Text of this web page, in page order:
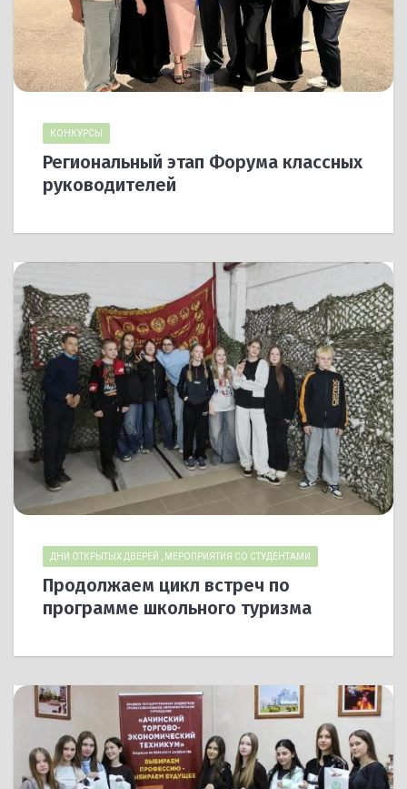
КОНКУРСЫ
Региональный этап Форума классных
руководителей
ДНИ ОТКРЫТЫХ ДВЕРЕЙ , МЕРОПРИЯТИЯ СО СТУДЕНТАМИ
Продолжаем цикл встреч по
программе школьного туризма